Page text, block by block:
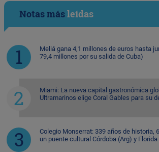
Notas másleídas
Meliá gana 4,1 millones de euros hasta
79,4 millones por su salida de Cuba)
Miami: La nueva capital gastronómica
Ultramarinos elige Coral Gables para su
Colegio Monserrat: 339 años de historia,
un puente cultural Córdoba (Arg) y